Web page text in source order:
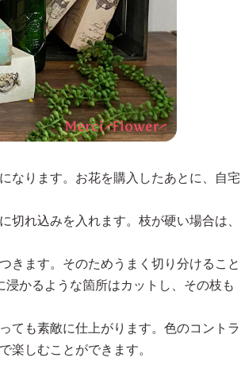
なります。お花を購入したあとに、自宅
切れ込みを入れます。枝が硬い場合は、
きます。そのためうまく切り分けること
かるような箇所はカットし、その枝も
ても素敵に仕上がります。色のコントラ
楽しむことができます。